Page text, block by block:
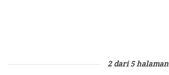
2 dari 5 halaman